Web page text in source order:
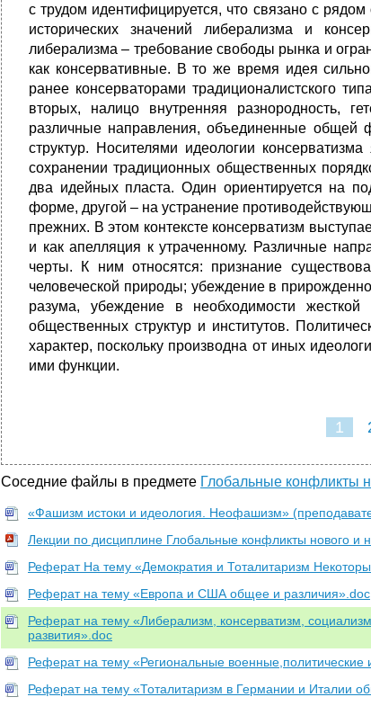
с трудом идентифицируется, что связано с
исторических значений либерализма и
либерализма – требование свободы рынка и
как консервативные. В то же время идея
ранее консерваторами традиционалистского
вторых, налицо внутренняя разнородность,
различные направления, объединенные общей
структур. Носителями идеологии
сохранении традиционных общественных
два идейных пласта. Один ориентируется на
форме, другой – на устранение
прежних. В этом контексте консерватизм
и как апелляция к утраченному. Различные
черты. К ним относятся: признание
человеческой природы; убеждение в
разума, убеждение в необходимости
общественных структур и институтов.
характер, поскольку производна от иных
ими функции.
1
Соседние файлы в предмете Глобальные конфликты
«Фашизм истоки и идеология. Неофашизм»
Лекции по дисциплине Глобальные конфликты нового и
Реферат На тему «Демократия и Тоталитаризм
Реферат на тему «Европа и США общее и различия».doc
Реферат на тему «Либерализм, консерватизм,
развития».doc
Реферат на тему «Региональные военные,политические
Реферат на тему «Тоталитаризм в Германии и Италии